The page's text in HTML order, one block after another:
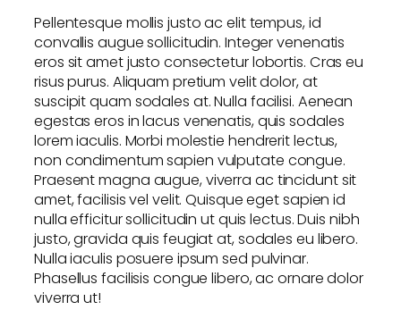
Pellentesque mollis justo ac elit tempus, id
convallis augue sollicitudin. Integer venenatis
eros sit amet justo consectetur lobortis. Cras eu
risus purus. Aliquam pretium velit dolor, at
suscipit quam sodales at. Nulla facilisi. Aenean
egestas eros in lacus venenatis, quis sodales
lorem iaculis. Morbi molestie hendrerit lectus,
non condimentum sapien vulputate congue.
Praesent magna augue, viverra ac tincidunt sit
amet, facilisis vel velit. Quisque eget sapien id
nulla efficitur sollicitudin ut quis lectus. Duis nibh
justo, gravida quis feugiat at, sodales eu libero.
Nulla iaculis posuere ipsum sed pulvinar.
Phasellus facilisis congue libero, ac ornare dolor
viverra ut!